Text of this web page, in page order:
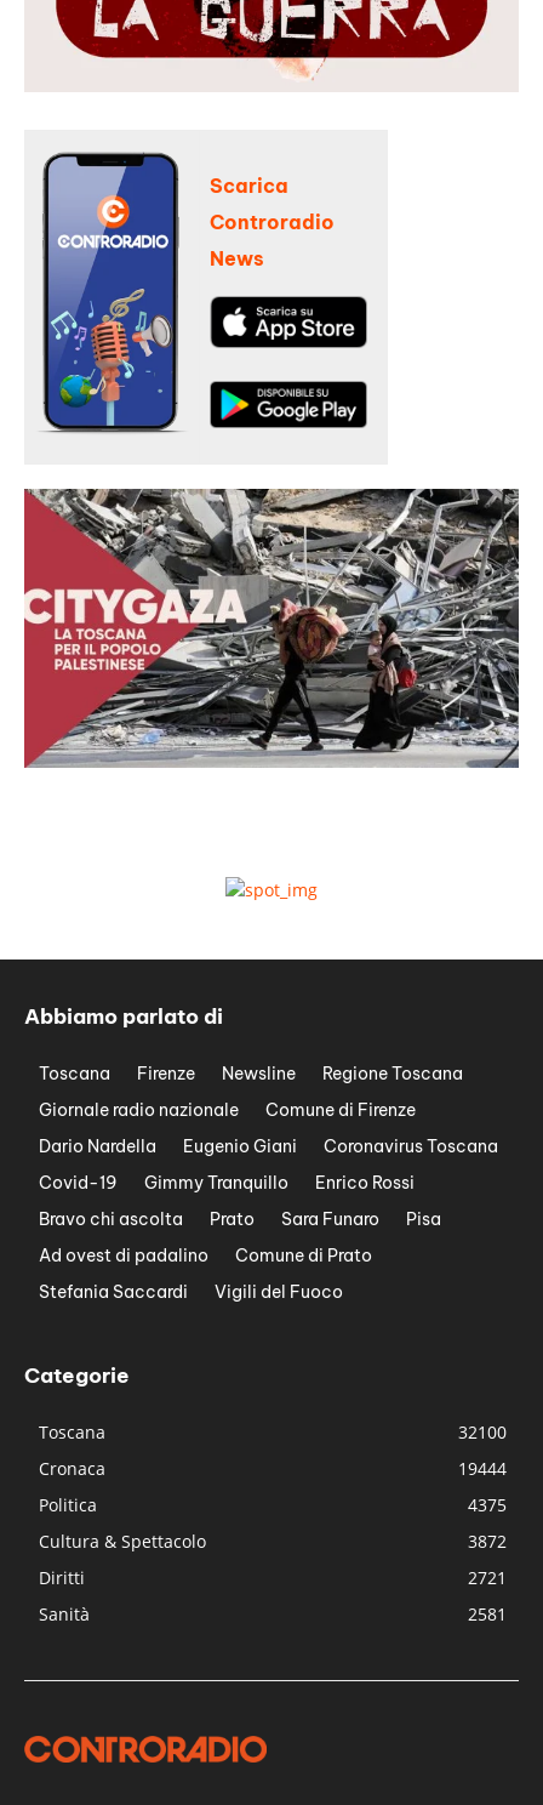
Scarica
Controradio
News
Abbiamo parlato di
Toscana Firenze Newsline
Regione Toscana
Giornale radio nazionale
Comune di Firenze
Dario Nardella
Eugenio Giani
Coronavirus Toscana
Covid-19
Gimmy Tranquillo
Enrico Rossi
Bravo chi ascolta
Prato Sara Funaro
Pisa
Ad ovest di padalino
Comune di Prato
Stefania Saccardi
Vigili del Fuoco
Categorie
Toscana
32100
Cronaca
19444
Politica
4375
Cultura & Spettacolo
3872
Diritti
2721
Sanità
2581